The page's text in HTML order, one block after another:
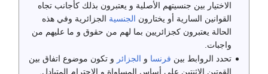
الاختيار بين جنسيتهم الأصلية و يعتبرون بذلك كأجانب تجاه
القوانين السارية أو يختارون الجنسية الجزائرية وفي هذه
الحالة يعتبرون كجزائريين بما لهم من حقوق و ما عليهم من
واجبات.
تحدد الروابط بين فرنسا و الجزائر و تكون موضوع اتفاق بين
القوتين الاثنتين على أساس المساواة و الاحترام المتبادل.